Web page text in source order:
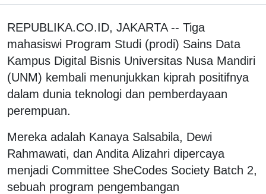
REPUBLIKA.CO.ID, JAKARTA -- Tiga
mahasiswi Program Studi (prodi) Sains Data
Kampus Digital Bisnis Universitas Nusa Mandiri
(UNM) kembali menunjukkan kiprah positifnya
dalam dunia teknologi dan pemberdayaan
perempuan.
Mereka adalah Kanaya Salsabila, Dewi
Rahmawati, dan Andita Alizahri dipercaya
menjadi Committee SheCodes Society Batch 2,
sebuah program pengembangan